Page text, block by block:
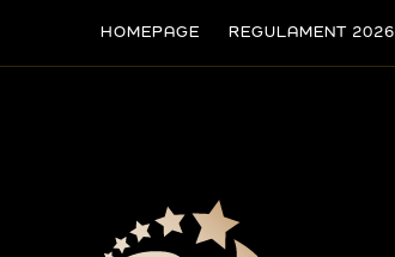
HOMEPAGE REGULAMENT 2026